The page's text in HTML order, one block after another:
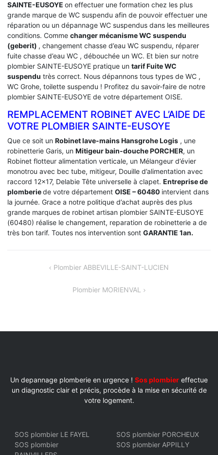
SAINTE-EUSOYE on effectuer une formation chez les plus
grande marque de WC suspendu afin de pouvoir effectuer une
réparation ou un dépannage WC suspendus dans les meilleures
conditions. Comme changer mécanisme WC suspendu
(geberit) , changement chasse d’eau WC suspendu, réparer
fuite chasse d’eau WC , débouchée un WC. Et bien sur notre
plombier SAINTE-EUSOYE pratique un tarif Fuite WC
suspendu très correct. Nous dépannons tous types de WC ,
WC Grohe, toilette suspendu ! Profitez du savoir-faire de notre
plombier SAINTE-EUSOYE de votre département OISE.
REMPLACEMENT ROBINET AVEC L’AIDE DE
VOTRE PLOMBIER SAINTE-EUSOYE
Que ce soit un Robinet lave-mains Hansgrohe Logis , une
robinetterie Garis, un Mitigeur bain-douche PORCHER, un
Robinet flotteur alimentation verticale, un Mélangeur d’évier
monotrou avec bec tube, mitigeur, Douille d’alimentation avec
raccord 12×17, Delabie Tête universelle à clapet. Entreprise de
plomberiede votre département OISE – 60480 intervient dans
la journée. Grace a notre politique d’achat auprès des plus
grande marques de robinet artisan plombier SAINTE-EUSOYE
(60480) réalise le changement, reparation de robinetterie a de
très bon tarif. Toutes nos intervention sont GARANTIE 1an.
NAVIGATIONPlombier ABBEVILLE-SAINT-LUCIEN
Plombier MORIENVAL
Un depannage plomberie en urgence ! Sos plombier effectue
un diagnostic clair et précis, procède à la mise en sécurité de
votre logement.
SOS plombier LE FAYEL
SOS plombier PORCHEUX
SOS plombier
SOS plombier APPILLY